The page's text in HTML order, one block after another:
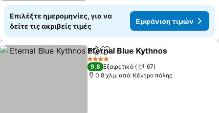
Επιλέξτε ημερομηνίες, για να
δείτε τις ακριβείς τιμές
Εμφάνιση τιμών
Κοινοποίηση
Προσθήκη στα αγαπημένα
Eternal Blue Kythnos
4 Αστέρια
9,8 Εξαιρετικό
67
0.8 χλμ. από: Κέντρο πόλης